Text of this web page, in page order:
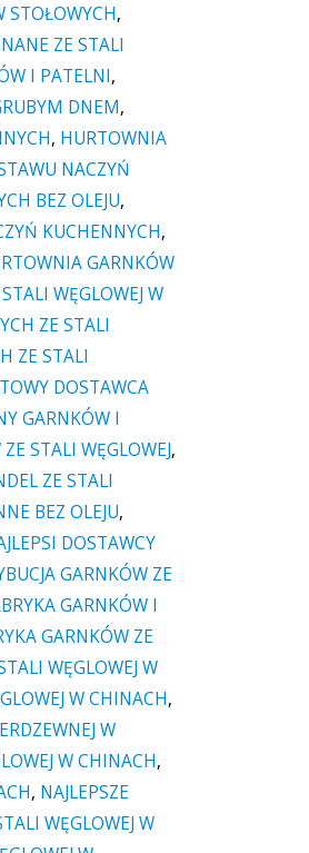
STOŁOWYCH,
ZE STALI
I PATELNI,
DNEM,
, HURTOWNIA
NACZYŃ
BEZ OLEJU,
KUCHENNYCH,
GARNKÓW
WĘGLOWEJ W
ZE STALI
ZE STALI
DOSTAWCA
GARNKÓW I
STALI WĘGLOWEJ,
ZE STALI
BEZ OLEJU,
DOSTAWCY
GARNKÓW ZE
GARNKÓW I
GARNKÓW ZE
WĘGLOWEJ W
W CHINACH,
W
W CHINACH,
, NAJLEPSZE
WĘGLOWEJ W